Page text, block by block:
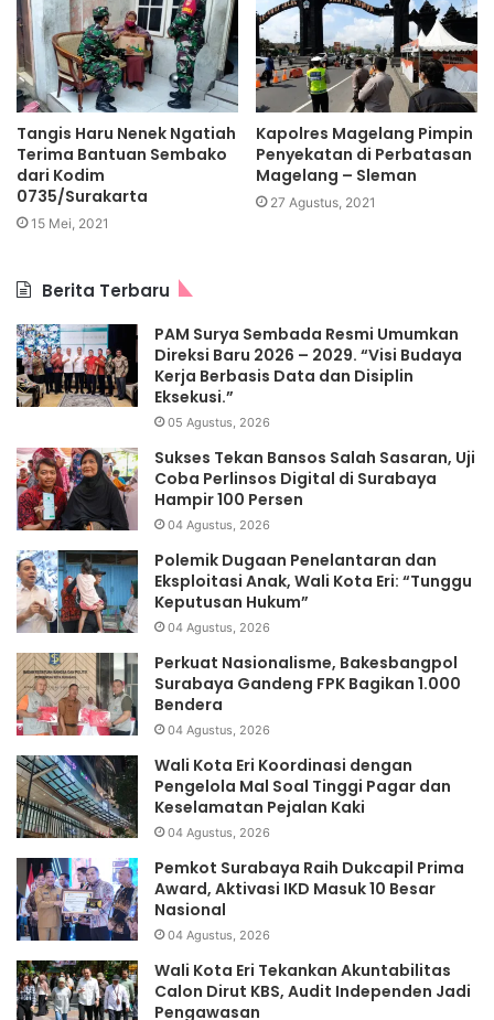
Tangis Haru Nenek Ngatiah
Terima Bantuan Sembako
dari Kodim
0735/Surakarta
15 Mei, 2021
Kapolres Magelang Pimpin
Penyekatan di Perbatasan
Magelang – Sleman
27 Agustus, 2021
Berita Terbaru
PAM Surya Sembada Resmi Umumkan
Direksi Baru 2026 – 2029. “Visi Budaya
Kerja Berbasis Data dan Disiplin
Eksekusi.”
05 Agustus, 2026
Sukses Tekan Bansos Salah Sasaran, Uji
Coba Perlinsos Digital di Surabaya
Hampir 100 Persen
04 Agustus, 2026
Polemik Dugaan Penelantaran dan
Eksploitasi Anak, Wali Kota Eri: “Tunggu
Keputusan Hukum”
04 Agustus, 2026
Perkuat Nasionalisme, Bakesbangpol
Surabaya Gandeng FPK Bagikan 1.000
Bendera
04 Agustus, 2026
Wali Kota Eri Koordinasi dengan
Pengelola Mal Soal Tinggi Pagar dan
Keselamatan Pejalan Kaki
04 Agustus, 2026
Pemkot Surabaya Raih Dukcapil Prima
Award, Aktivasi IKD Masuk 10 Besar
Nasional
04 Agustus, 2026
Wali Kota Eri Tekankan Akuntabilitas
Calon Dirut KBS, Audit Independen Jadi
Pengawasan